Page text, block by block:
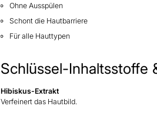
Ohne Ausspülen
Schont die Hautbarriere
Für alle Hauttypen
Schlüssel-Inhaltsstoffe
Hibiskus-Extrakt
Verfeinert das Hautbild.